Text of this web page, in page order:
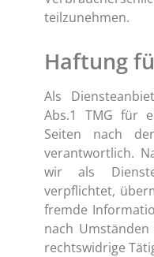
teilzunehmen.
Haftung
Als
Abs.1 TMG für
Seiten nach
verantwortlich.
wir als
verpflichtet,
fremde
nach
rechtswidrige